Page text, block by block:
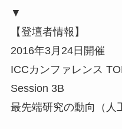
▼
【登壇者情報】
2016年3月24日開催
ICCカンファレンス
Session 3B
最先端研究の動向（人